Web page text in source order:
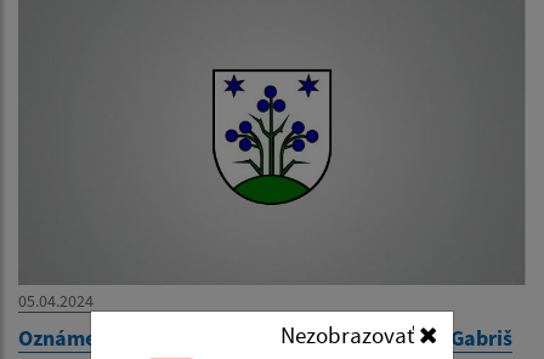
05.04.2024
Oznámenie - doručovanie písomnosti - Lukáš Gabriš
Nezobrazovať